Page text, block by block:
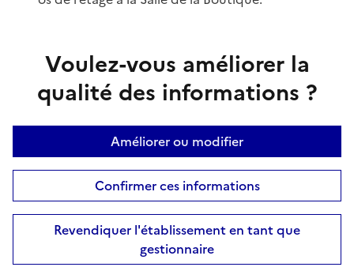
Voulez-vous améliorer la
qualité des informations ?
Améliorer ou modifier
Confirmer ces informations
Revendiquer l'établissement en tant que
gestionnaire